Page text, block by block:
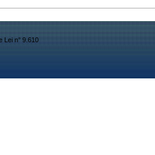
Lei n° 9.610